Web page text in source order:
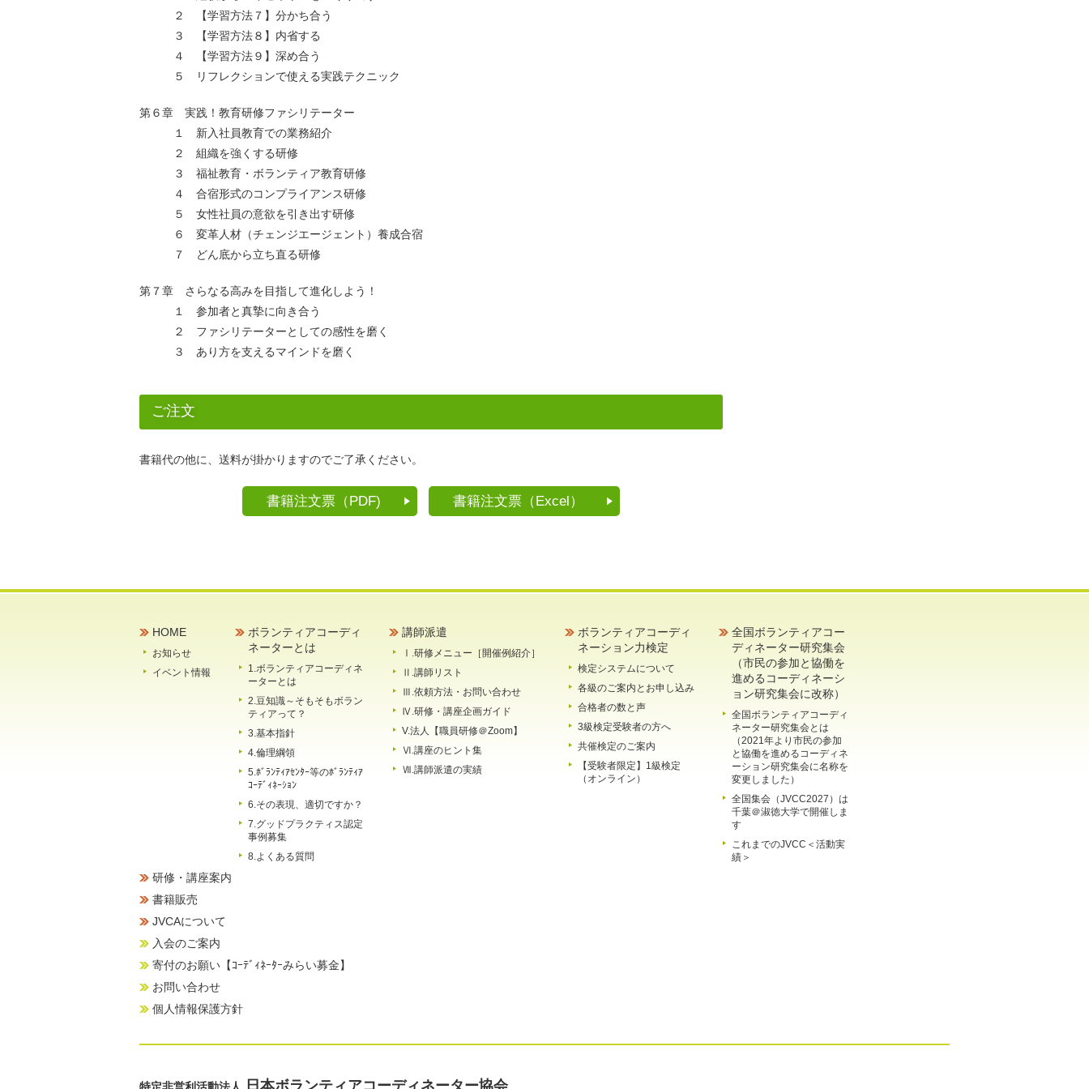
２ 【学習方法７】分かち合う
３ 【学習方法８】内省する
４ 【学習方法９】深め合う
５ リフレクションで使える実践テクニック
第６章 実践！教育研修ファシリテーター
１ 新入社員教育での業務紹介
２ 組織を強くする研修
３ 福祉教育・ボランティア教育研修
４ 合宿形式のコンプライアンス研修
５ 女性社員の意欲を引き出す研修
６ 変革人材（チェンジエージェント）養成合宿
７ どん底から立ち直る研修
第７章 さらなる高みを目指して進化しよう！
１ 参加者と真摯に向き合う
２ ファシリテーターとしての感性を磨く
３ あり方を支えるマインドを磨く
ご注文
書籍代の他に、送料が掛かりますのでご了承ください。
書籍注文票（PDF) 書籍注文票（Excel）
HOME
お知らせ
イベント情報
ボランティアコーディ
ネーターとは
1.ボランティアコーディネ
ーターとは
2.豆知識～そもそもボラン
ティアって？
3.基本指針
4.倫理綱領
5.ﾎﾞﾗﾝﾃｨｱｾﾝﾀｰ等のﾎﾞﾗﾝﾃｨｱ
ｺｰﾃﾞｨﾈｰｼｮﾝ
6.その表現、適切ですか？
7.グッドプラクティス認定
事例募集
8.よくある質問
講師派遣
Ⅰ.研修メニュー［開催例紹介］
Ⅱ.講師リスト
Ⅲ.依頼方法・お問い合わせ
Ⅳ.研修・講座企画ガイド
V.法人【職員研修＠Zoom】
Ⅵ.講座のヒント集
Ⅶ.講師派遣の実績
ボランティアコーディ
ネーション力検定
検定システムについて
各級のご案内とお申し込み
合格者の数と声
3級検定受験者の方へ
共催検定のご案内
【受験者限定】1級検定
（オンライン）
全国ボランティアコー
ディネーター研究集会
（市民の参加と協働を
進めるコーディネーシ
ョン研究集会に改称）
全国ボランティアコーディ
ネーター研究集会とは
（2021年より市民の参加
と協働を進めるコーディネ
ーション研究集会に名称を
変更しました）
全国集会（JVCC2027）は
千葉＠淑徳大学で開催しま
す
これまでのJVCC＜活動実
績＞
研修・講座案内
書籍販売
JVCAについて
入会のご案内
寄付のお願い【ｺｰﾃﾞｨﾈｰﾀｰみらい募金】
お問い合わせ
個人情報保護方針